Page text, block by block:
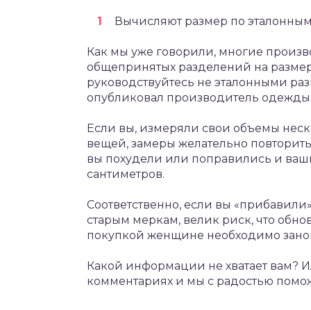
Вычисляют размер по
Как мы уже говорили, многие
общепринятых разделений на
руководствуйтесь не эталонными
опубликовал производитель
Если вы, измеряли свои объемы
вещей, замеры желательно
вы похудели или поправились и
сантиметров.
Соответственно, если вы
старым меркам, велик риск, что
покупкой женщине необходимо
Какой информации не хватает вам?
комментариях и мы с радостью